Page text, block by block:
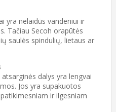
yra nelaidūs vandeniui ir
Tačiau Secoh orapūtės
saulės spindulių, lietaus ar
dalys yra lengvai
Jos yra supakuotos
ir ilgesniam